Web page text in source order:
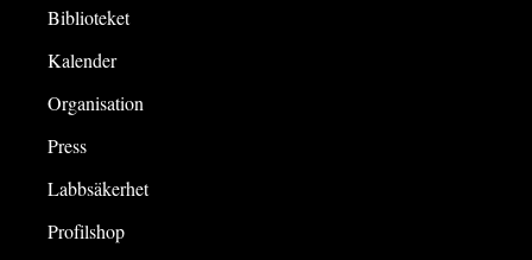
Biblioteket
Kalender
Organisation
Press
Labbsäkerhet
Profilshop